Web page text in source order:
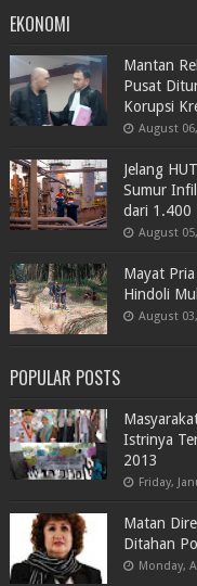
EKONOMI
Mantan
Pusat
Korupsi
August
Jelang
Sumur
dari 1.400
August
Mayat
Hindoli
August
POPULAR POSTS
Istrinya
2013
Friday,
Matan
Ditahan
Monday,